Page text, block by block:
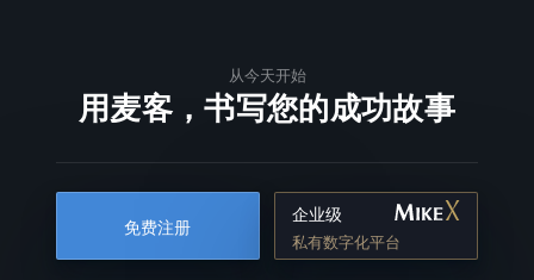
从今天开始
用麦客，书写您的成功故事
免费注册
企业级
私有数字化平台